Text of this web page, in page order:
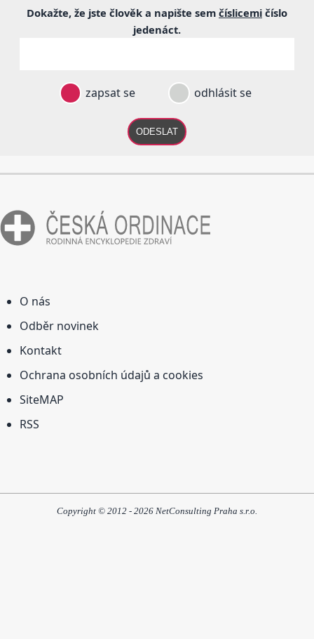
Dokažte, že jste člověk a napište sem číslicemi číslo
jedenáct.
zapsat se odhlásit se
ODESLAT
O nás
Odběr novinek
Kontakt
Ochrana osobních údajů a cookies
SiteMAP
RSS
Copyright © 2012 - 2026 NetConsulting Praha s.r.o.